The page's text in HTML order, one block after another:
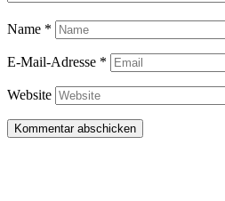
Name *
E-Mail-Adresse *
Website